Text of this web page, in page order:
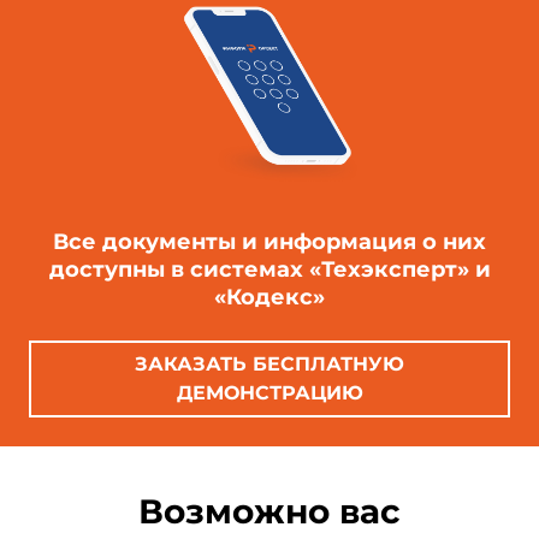
Все документы и информация о них
доступны в системах «Техэксперт» и
«Кодекс»
ЗАКАЗАТЬ БЕСПЛАТНУЮ
ДЕМОНСТРАЦИЮ
Возможно вас